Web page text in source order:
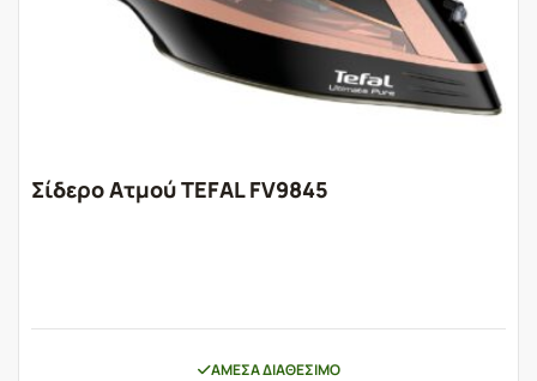
Σίδερο Ατμού TEFAL FV9845
ΆΜΕΣΑ ΔΙΑΘΈΣΙΜΟ